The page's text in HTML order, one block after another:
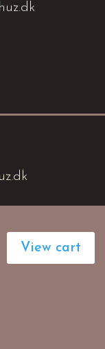
View cart